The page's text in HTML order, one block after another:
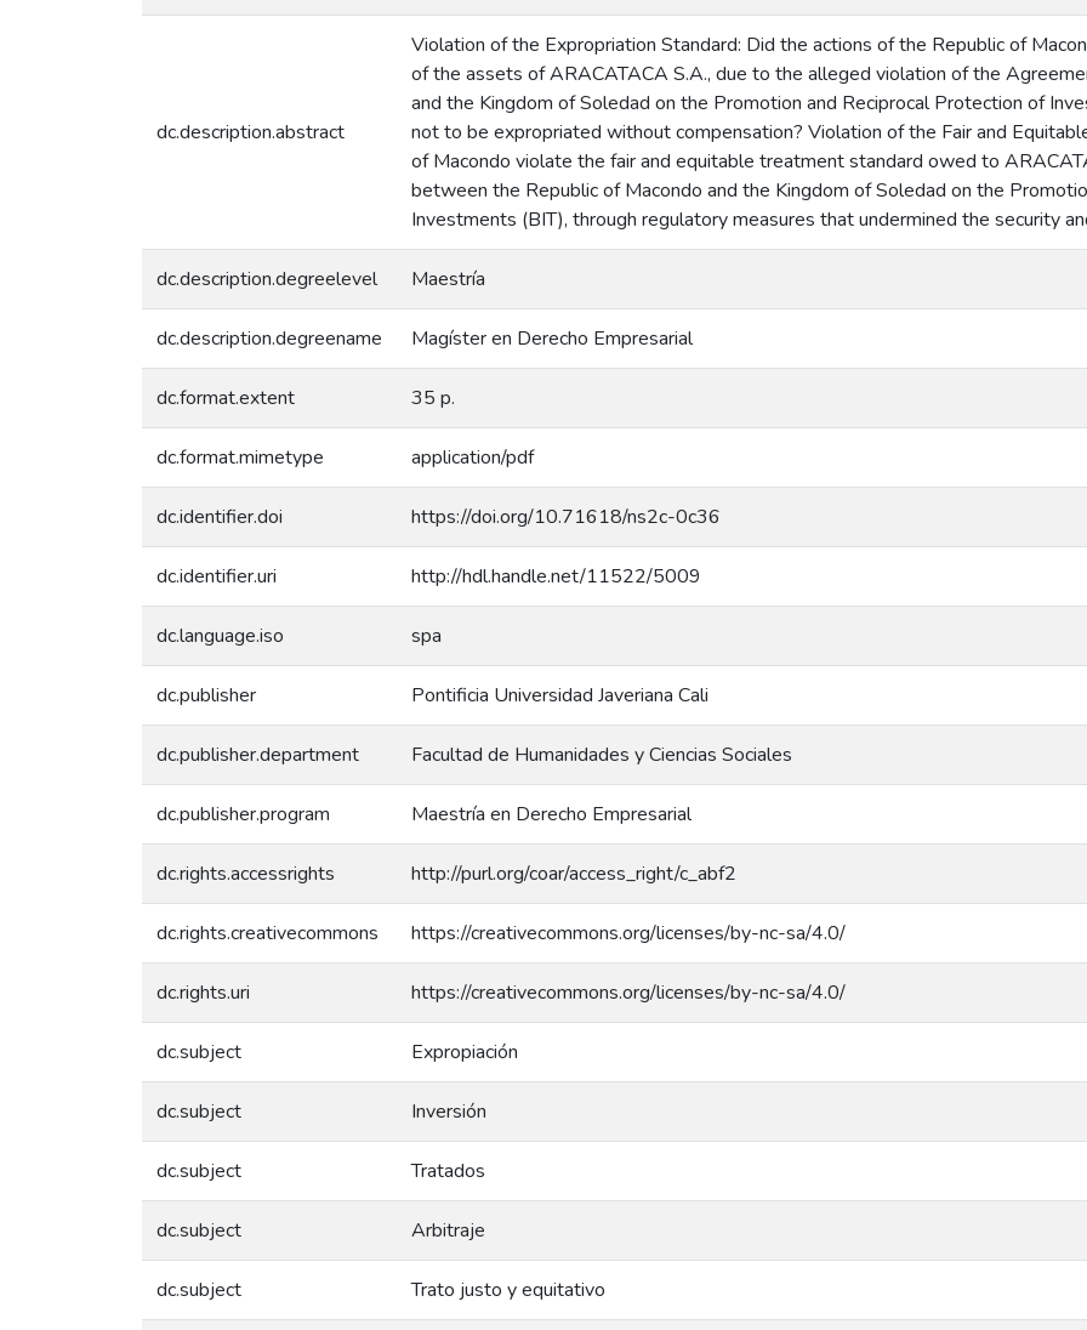
dc.description.abstract
Violation of the Expropriation Standard: Did the actions of the Republic of
of the assets of ARACATACA S.A., due to the alleged violation of the
and the Kingdom of Soledad on the Promotion and Reciprocal Protection of
not to be expropriated without compensation? Violation of the Fair and
of Macondo violate the fair and equitable treatment standard owed to
between the Republic of Macondo and the Kingdom of Soledad on the
Investments (BIT), through regulatory measures that undermined the security
dc.description.degreelevel Maestría
dc.description.degreename Magíster en Derecho Empresarial
dc.format.extent 35 p.
dc.format.mimetype application/pdf
dc.identifier.doi https://doi.org/10.71618/ns2c-0c36
dc.identifier.uri http://hdl.handle.net/11522/5009
dc.language.iso spa
dc.publisher Pontificia Universidad Javeriana Cali
dc.publisher.department Facultad de Humanidades y Ciencias Sociales
dc.publisher.program Maestría en Derecho Empresarial
dc.rights.accessrights http://purl.org/coar/access_right/c_abf2
dc.rights.creativecommons https://creativecommons.org/licenses/by-nc-sa/4.0/
dc.rights.uri https://creativecommons.org/licenses/by-nc-sa/4.0/
dc.subject Expropiación
dc.subject Inversión
dc.subject Tratados
dc.subject Arbitraje
dc.subject Trato justo y equitativo